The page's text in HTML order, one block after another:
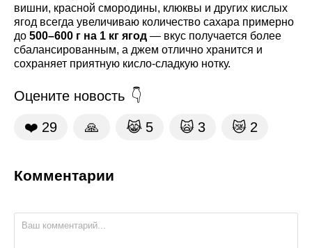
вишни, красной смородины, клюквы и других кислых
ягод всегда увеличиваю количество сахара примерно
до 500–600 г на 1 кг ягод — вкус получается более
сбалансированным, а джем отлично хранится и
сохраняет приятную кисло-сладкую нотку.
Оцените новость
❤️ 29 🙏 😹 5 🙀 3 😿 2
Комментарии